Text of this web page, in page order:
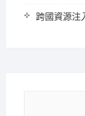
跨國資源注